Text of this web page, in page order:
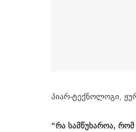
პიარ-ტექნოლოგი,
“რა სამწუხაროა,